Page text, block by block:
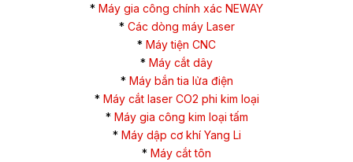
* Máy gia công chính xác NEWAY
* Các dòng máy Laser
* Máy tiện CNC
* Máy cắt dây
* Máy bắn tia lửa điện
* Máy cắt laser CO2 phi kim loại
* Máy gia công kim loại tấm
* Máy dập cơ khí Yang Li
* Máy cắt tôn